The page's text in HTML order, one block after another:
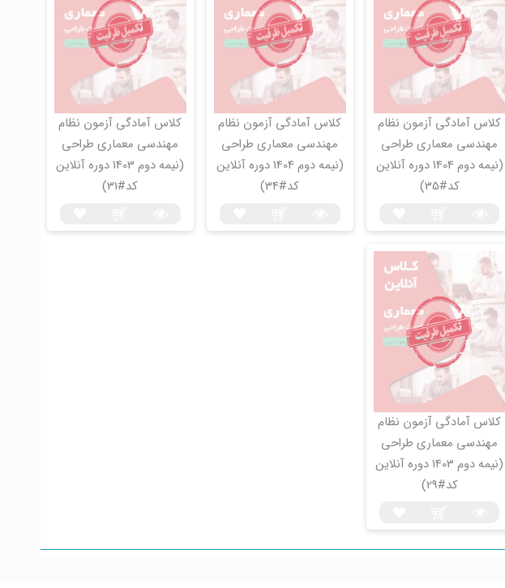
کلاس آمادگی آزمون نظام
مهندسی معماری طراحی
(نیمه دوم 1404 دوره آنلاین
کد#35)
کلاس آمادگی آزمون نظام
مهندسی معماری طراحی
(نیمه دوم 1404 دوره آنلاین
کد#34)
کلاس آمادگی آزمون نظام
مهندسی معماری طراحی
(نیمه دوم 1403 دوره آنلاین
کد#31)
کلاس آمادگی آزمون نظام
مهندسی معماری طراحی
(نیمه دوم 1403 دوره آنلاین
کد#29)